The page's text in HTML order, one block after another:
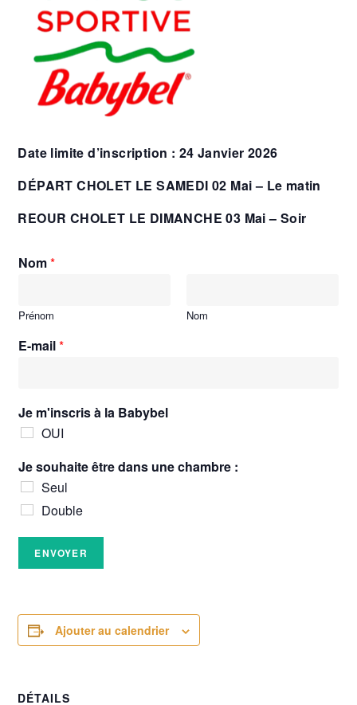
Date limite d’inscription : 24 Janvier 2026
DÉPART CHOLET LE SAMEDI 02 Mai – Le matin
REOUR CHOLET LE DIMANCHE 03 Mai – Soir
Nom*
Prénom Nom
E-mail*
Je m'inscris à la Babybel
OUI
u
n
e
N
m
t
Je souhaite être dans une chambre :
Seul
Double
ENVOYER
Ajouter au calendrier
DÉTAILS